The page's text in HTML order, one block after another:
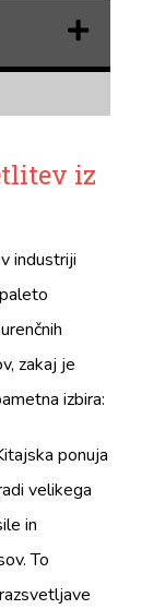
iz
industriji
zakaj je
izbira:
ponuja
velikega
in
To